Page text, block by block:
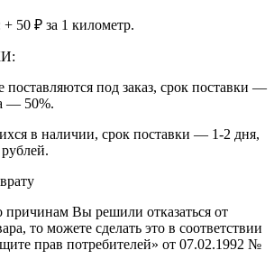
50 ₽ за 1 километр.
поставляются под заказ, срок поставки —
— 50%.
в наличии, срок поставки — 1-2 дня,
Вы решили отказаться от
то можете сделать это в соответствии
прав потребителей» от 07.02.1992 №